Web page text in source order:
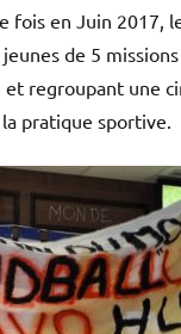
fois en Juin 2017,
de 5
regroupant une
pratique sportive.